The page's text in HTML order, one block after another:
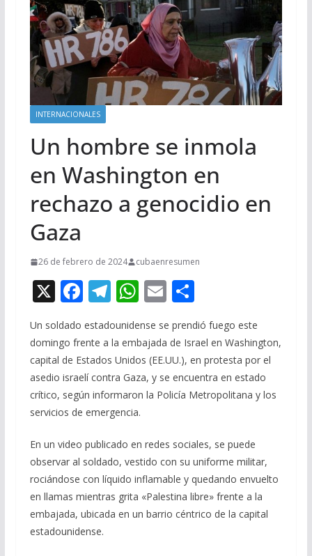
INTERNACIONALES
Un hombre se inmola
en Washington en
rechazo a genocidio en
Gaza
26 de febrero de 2024 cubaenresumen
X F
e
b
o
o
k
T
e
gr
a
m
W
at
s
A
p
p
E
ai
l
C
o
m
p
ar
ti
Un soldado estadounidense se prendió fuego este
domingo frente a la embajada de Israel en Washington,
capital de Estados Unidos (EE.UU.), en protesta por el
asedio israelí contra Gaza, y se encuentra en estado
crítico, según informaron la Policía Metropolitana y los
servicios de emergencia.
En un video publicado en redes sociales, se puede
observar al soldado, vestido con su uniforme militar,
rociándose con líquido inflamable y quedando envuelto
en llamas mientras grita «Palestina libre» frente a la
embajada, ubicada en un barrio céntrico de la capital
estadounidense.